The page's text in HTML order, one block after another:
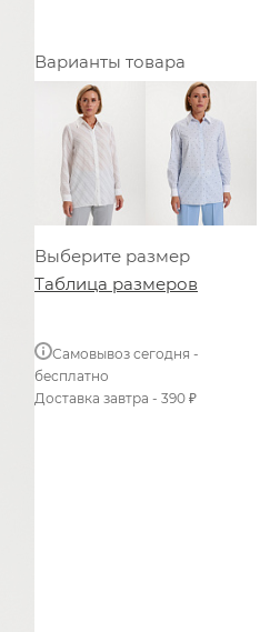
Варианты товара
Выберите размер
Таблица размеров
Самовывоз сегодня -
бесплатно
Доставка завтра - 390 ₽